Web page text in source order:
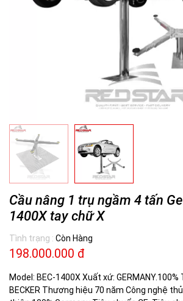
Cầu nâng 1 trụ ngầm 4 tấn
1400X tay chữ X
Tình trạng : Còn Hàng
198.000.000 đ
Model: BEC-1400X Xuất xứ:
BECKER Thương hiệu 70 năm Công nghệ